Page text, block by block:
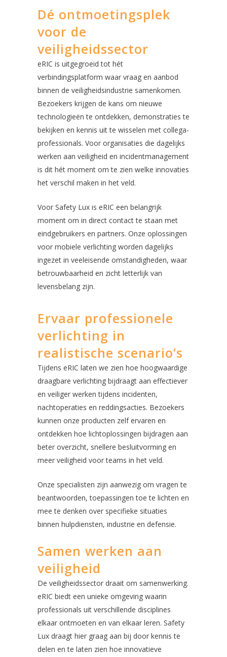
Dé ontmoetingsplek
voor de
veiligheidssector
eRIC is uitgegroeid tot hét
verbindingsplatform waar vraag en aanbod
binnen de veiligheidsindustrie samenkomen.
Bezoekers krijgen de kans om nieuwe
technologieën te ontdekken, demonstraties te
bekijken en kennis uit te wisselen met collega-
professionals. Voor organisaties die dagelijks
werken aan veiligheid en incidentmanagement
is dit hét moment om te zien welke innovaties
het verschil maken in het veld.
Voor Safety Lux is eRIC een belangrijk
moment om in direct contact te staan met
eindgebruikers en partners. Onze oplossingen
voor mobiele verlichting worden dagelijks
ingezet in veeleisende omstandigheden, waar
betrouwbaarheid en zicht letterlijk van
levensbelang zijn.
Ervaar professionele
verlichting in
realistische scenario’s
Tijdens eRIC laten we zien hoe hoogwaardige
draagbare verlichting bijdraagt aan effectiever
en veiliger werken tijdens incidenten,
nachtoperaties en reddingsacties. Bezoekers
kunnen onze producten zelf ervaren en
ontdekken hoe lichtoplossingen bijdragen aan
beter overzicht, snellere besluitvorming en
meer veiligheid voor teams in het veld.
Onze specialisten zijn aanwezig om vragen te
beantwoorden, toepassingen toe te lichten en
mee te denken over specifieke situaties
binnen hulpdiensten, industrie en defensie.
Samen werken aan
veiligheid
De veiligheidssector draait om samenwerking.
eRIC biedt een unieke omgeving waarin
professionals uit verschillende disciplines
elkaar ontmoeten en van elkaar leren. Safety
Lux draagt hier graag aan bij door kennis te
delen en te laten zien hoe innovatieve